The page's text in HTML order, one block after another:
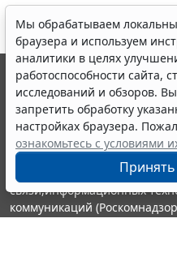
Мы обрабатываем
браузера и используем
аналитики в целях
работоспособности сайта,
исследований и обзоров.
запретить обработку
настройках браузера.
ознакомьтесь с условиями
Принять
© ООО "НПП "ГАРАНТ-
выпускается с 1990 года.
являются участниками
информации ГАРАНТ.
Портал ГАРАНТ.РУ
издания Федеральной
связи,информационных
коммуникаций